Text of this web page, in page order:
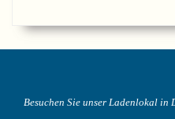
Besuchen Sie unser Ladenlokal in